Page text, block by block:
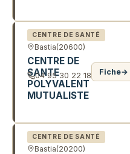
CENTRE DE SANTÉ
Bastia(20600)
CENTRE DE
SANTE
POLYVALENT
MUTUALISTE
04 95 30 22 18 Fiche→
CENTRE DE SANTÉ
Bastia(20200)